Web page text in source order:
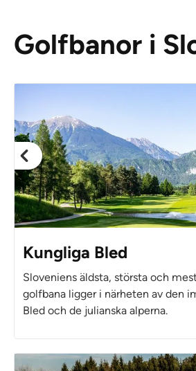
Golfbanor i
Kungliga Bled
Sloveniens äldsta, största och
golfbana ligger i närheten av den
Bled och de julianska alperna.